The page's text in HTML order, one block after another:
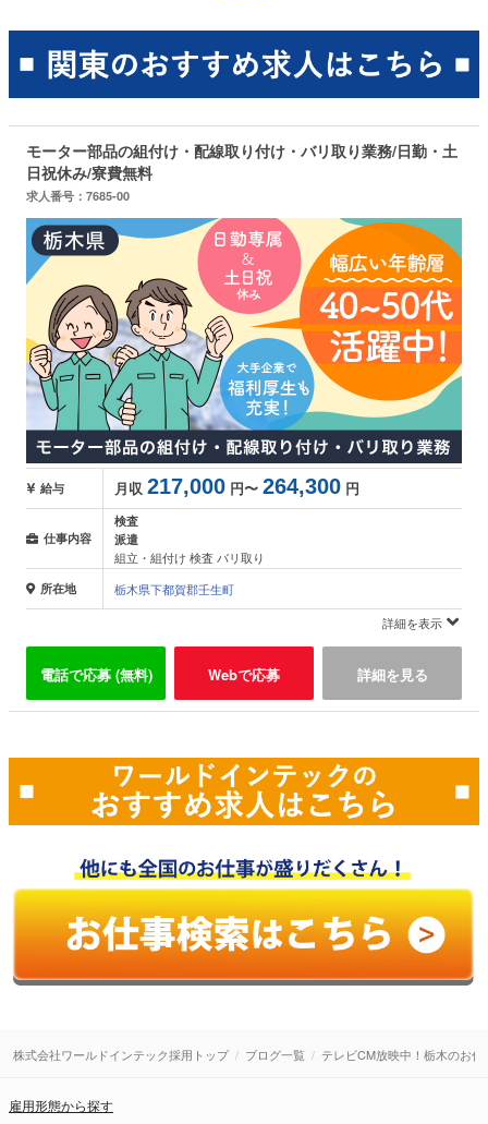
モーター部品の組付け・配線取り付け・バリ取り業務/日勤・土
日祝休み/寮費無料
求人番号：7685-00
給与 月収 217,000 円〜 264,300 円
仕事内容
検査
派遣
組立・組付け 検査 バリ取り
所在地
栃木県下都賀郡壬生町
詳細を表示
電話で応募 (無料) Webで応募 詳細を見る
株式会社ワールドインテック採用トップ ブログ一覧 テレビCM放映中！栃木のお
雇用形態から探す